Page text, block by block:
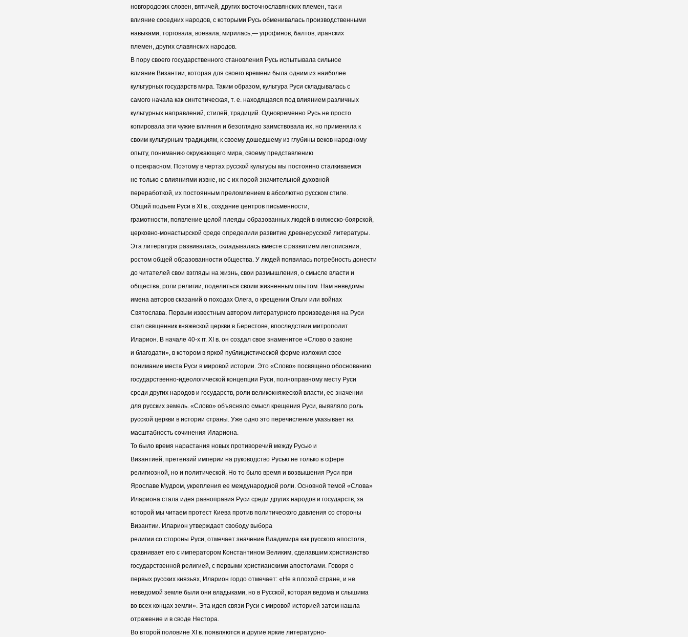
новгородских словен, вятичей, других восточнославянских племен, так и
влияние соседних народов, с которыми Русь обменивалась производственными
навыками, торговала, воевала, мирилась,— угрофинов, балтов, иранских
племен, других славянских народов.
В пору своего государственного становления Русь испытывала сильное
влияние Византии, которая для своего времени была одним из наиболее
культурных государств мира. Таким образом, культура Руси складывалась с
самого начала как синтетическая, т. е. находящаяся под влиянием различных
культурных направлений, стилей, традиций. Одновременно Русь не просто
копировала эти чужие влияния и безоглядно заимствовала их, но применяла к
своим культурным традициям, к своему дошедшему из глубины веков народному
опыту, пониманию окружающего мира, своему представлению
о прекрасном. Поэтому в чертах русской культуры мы постоянно сталкиваемся
не только с влияниями извне, но с их порой значительной духовной
переработкой, их постоянным преломлением в абсолютно русском стиле.
Общий подъем Руси в XI в., создание центров письменности,
грамотности, появление целой плеяды образованных людей в княжеско-боярской,
церковно-монастырской среде определили развитие древнерусской литературы.
Эта литература развивалась, складывалась вместе с развитием летописания,
ростом общей образованности общества. У людей появилась потребность донести
до читателей свои взгляды на жизнь, свои размышления, о смысле власти и
общества, роли религии, поделиться своим жизненным опытом. Нам неведомы
имена авторов сказаний о походах Олега, о крещении Ольги или войнах
Святослава. Первым известным автором литературного произведения на Руси
стал священник княжеской церкви в Берестове, впоследствии митрополит
Иларион. В начале 40-х гг. XI в. он создал свое знаменитое «Слово о законе
и благодати», в котором в яркой публицистической форме изложил свое
понимание места Руси в мировой истории. Это «Слово» посвящено обоснованию
государственно-идеологической концепции Руси, полноправному месту Руси
среди других народов и государств, роли великокняжеской власти, ее значении
для русских земель. «Слово» объясняло смысл крещения Руси, выявляло роль
русской церкви в истории страны. Уже одно это перечисление указывает на
масштабность сочинения Илариона.
То было время нарастания новых противоречий между Русью и
Византией, претензий империи на руководство Русью не только в сфере
религиозной, но и политической. Но то было время и возвышения Руси при
Ярославе Мудром, укрепления ее международной роли. Основной темой «Слова»
Илариона стала идея равноправия Руси среди других народов и государств, за
которой мы читаем протест Киева против политического давления со стороны
Византии. Иларион утверждает свободу выбора
религии со стороны Руси, отмечает значение Владимира как русского апостола,
сравнивает его с императором Константином Великим, сделавшим христианство
государственной религией, с первыми христианскими апостолами. Говоря о
первых русских князьях, Иларион гордо отмечает: «Не в плохой стране, и не
неведомой земле были они владыками, но в Русской, которая ведома и слышима
во всех концах земли». Эта идея связи Руси с мировой историей затем нашла
отражение и в своде Нестора.
Во второй половине XI в. появляются и другие яркие литературно-